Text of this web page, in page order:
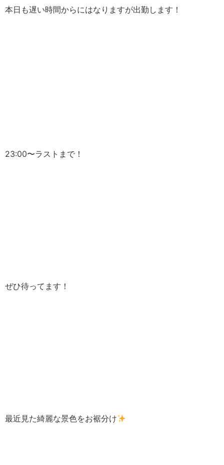
本日も遅い時間からにはなりますが出勤します！
23:00〜ラストまで！
ぜひ待ってます！
最近見た綺麗な景色をお裾分け